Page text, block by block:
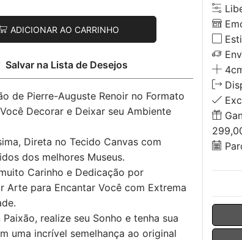
ADICIONAR AO CARRINHO
Salvar na Lista de Desejos
de Pierre-Auguste Renoir no Formato
Decorar e Deixar seu Ambiente
Direta no Tecido Canvas com
dos melhores Museus.
Carinho e Dedicação por
Arte para Encantar Você com Extrema
realize seu Sonho e tenha sua
uma incrível semelhança ao original